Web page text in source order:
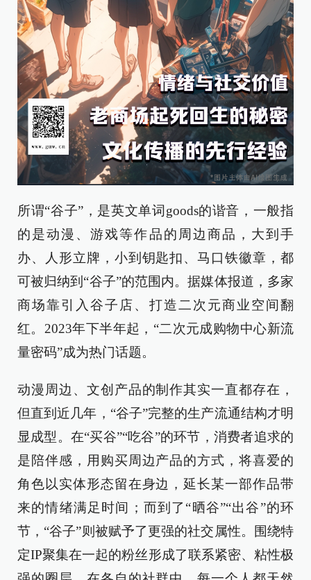
所谓“谷子”，是英文单词goods的谐音，一般指
的是动漫、游戏等作品的周边商品，大到手
办、人形立牌，小到钥匙扣、马口铁徽章，都
可被归纳到“谷子”的范围内。据媒体报道，多家
商场靠引入谷子店、打造二次元商业空间翻
红。2023年下半年起，“二次元成购物中心新流
量密码”成为热门话题。
动漫周边、文创产品的制作其实一直都存在，
但直到近几年，“谷子”完整的生产流通结构才明
显成型。在“买谷”“吃谷”的环节，消费者追求的
是陪伴感，用购买周边产品的方式，将喜爱的
角色以实体形态留在身边，延长某一部作品带
来的情绪满足时间；而到了“晒谷”“出谷”的环
节，“谷子”则被赋予了更强的社交属性。围绕特
定IP聚集在一起的粉丝形成了联系紧密、粘性极